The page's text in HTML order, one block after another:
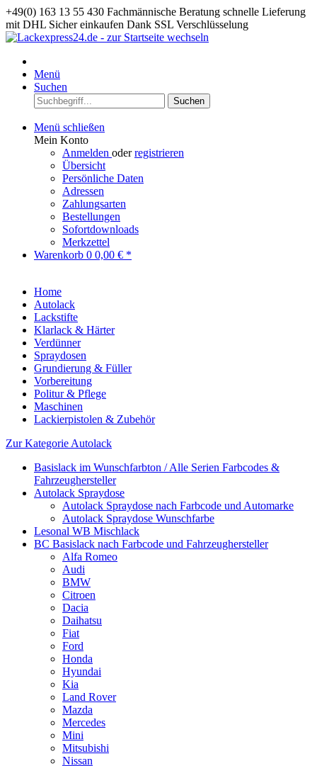
+49(0) 163 13 55 430 Fachmännische Beratung schnelle Lieferung
mit DHL Sicher einkaufen Dank SSL Verschlüsselung
Menü
Suchen
Suchen
Menü schließen
Mein Konto
Anmelden oderregistrieren
Übersicht
Persönliche Daten
Adressen
Zahlungsarten
Bestellungen
Sofortdownloads
Merkzettel
Warenkorb 0 0,00 € *
Home
Autolack
Lackstifte
Klarlack & Härter
Verdünner
Spraydosen
Grundierung & Füller
Vorbereitung
Politur & Pflege
Maschinen
Lackierpistolen & Zubehör
Zur Kategorie Autolack
Basislack im Wunschfarbton / Alle Serien Farbcodes &
Fahrzeughersteller
Autolack Spraydose
Autolack Spraydose nach Farbcode und Automarke
Autolack Spraydose Wunschfarbe
Lesonal WB Mischlack
BC Basislack nach Farbcode und Fahrzeughersteller
Alfa Romeo
Audi
BMW
Citroen
Dacia
Daihatsu
Fiat
Ford
Honda
Hyundai
Kia
Land Rover
Mazda
Mercedes
Mini
Mitsubishi
Nissan